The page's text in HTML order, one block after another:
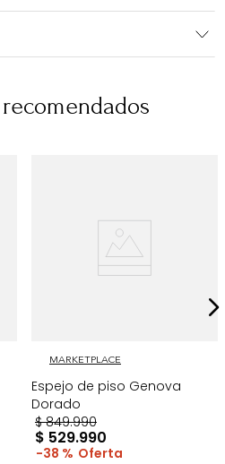
MARKETPLACE
Espejo de piso Genova
Dorado
$ 849.990
$ 529.990
38 %